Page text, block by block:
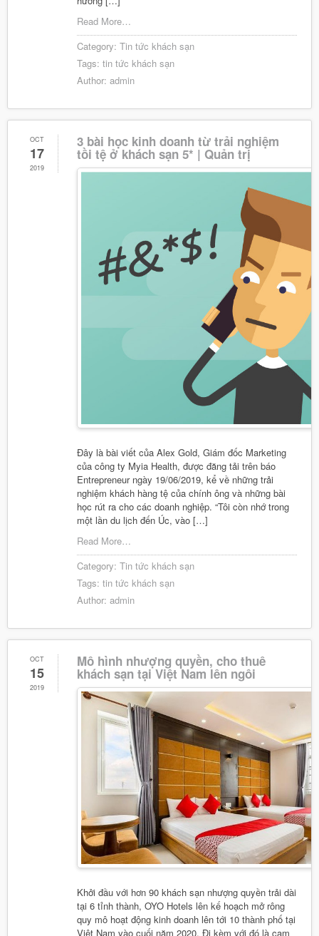
Read More…
Category:Tin tức khách sạn
Tags:tin tức khách sạn
Author:admin
OCT
17
2019
3 bài học kinh doanh từ trải nghiệm
tồi tệ ở khách sạn 5* | Quản trị
Đây là bài viết của Alex Gold, Giám đốc Marketing
của công ty Myia Health, được đăng tải trên báo
Entrepreneur ngày 19/06/2019, kể về những trải
nghiệm khách hàng tệ của chính ông và những bài
học rút ra cho các doanh nghiệp. “Tôi còn nhớ trong
một lần du lịch đến Úc, vào […]
Read More…
Category:Tin tức khách sạn
Tags:tin tức khách sạn
Author:admin
OCT
15
2019
Mô hình nhượng quyền, cho thuê
khách sạn tại Việt Nam lên ngôi
Khởi đầu với hơn 90 khách sạn nhượng quyền trải dài
tại 6 tỉnh thành, OYO Hotels lên kế hoạch mở rông
quy mô hoạt động kinh doanh lên tới 10 thành phố tại
Việt Nam vào cuối năm 2020. Đi kèm với đó là cam